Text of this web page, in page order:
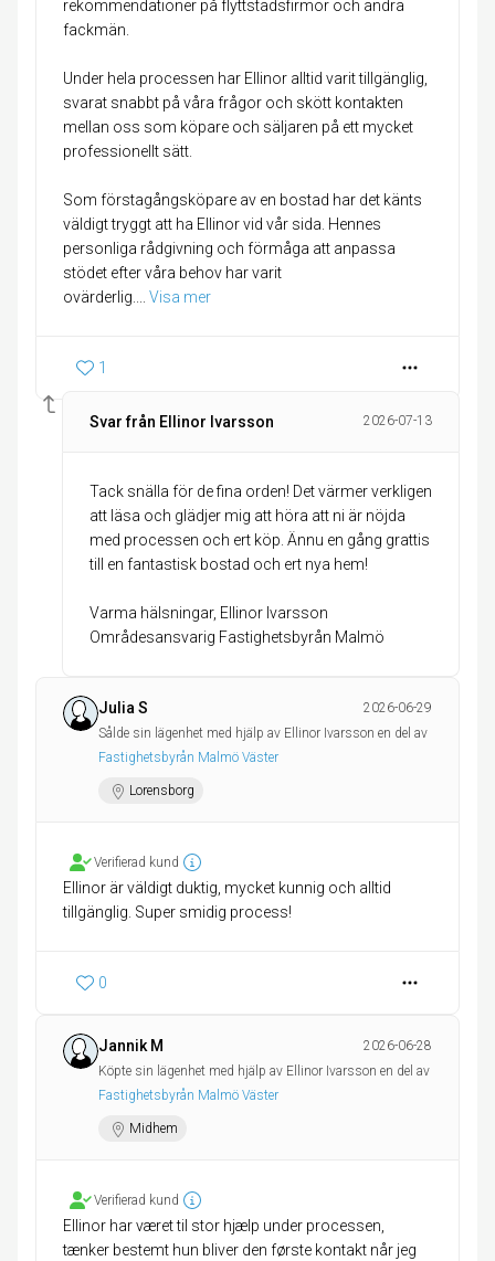
rekommendationer på flyttstädsfirmor och andra
fackmän.
Under hela processen har Ellinor alltid varit tillgänglig,
svarat snabbt på våra frågor och skött kontakten
mellan oss som köpare och säljaren på ett mycket
professionellt sätt.
Som förstagångsköpare av en bostad har det känts
väldigt tryggt att ha Ellinor vid vår sida. Hennes
personliga rådgivning och förmåga att anpassa
stödet efter våra behov har varit
ovärderlig.... Visa mer
1
Svar från Ellinor Ivarsson 2026-07-13
Tack snälla för de fina orden! Det värmer verkligen
att läsa och glädjer mig att höra att ni är nöjda
med processen och ert köp. Ännu en gång grattis
till en fantastisk bostad och ert nya hem!
Varma hälsningar, Ellinor Ivarsson
Områdesansvarig Fastighetsbyrån Malmö
Julia S
2026-06-29
Sålde sin lägenhet med hjälp av Ellinor Ivarsson en del av
Fastighetsbyrån Malmö Väster
Lorensborg
Verifierad kund
Ellinor är väldigt duktig, mycket kunnig och alltid
tillgänglig. Super smidig process!
0
Jannik M
2026-06-28
Köpte sin lägenhet med hjälp av Ellinor Ivarsson en del av
Fastighetsbyrån Malmö Väster
Midhem
Verifierad kund
Ellinor har været til stor hjælp under processen,
tænker bestemt hun bliver den første kontakt når jeg